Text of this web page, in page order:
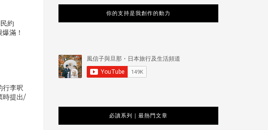
約
滿！
行李呎
時提出/
你的支持是我創作的動力
必讀系列｜最熱門文章